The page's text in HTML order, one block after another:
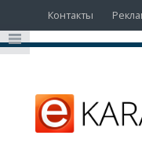
Контакты